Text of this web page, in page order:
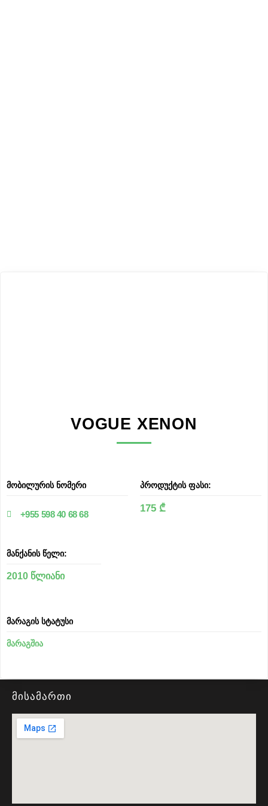
VOGUE XENON
მობილურის ნომერი
+955 598 40 68 68
პროდუქტის ფასი:
175 ₾
მანქანის წელი:
2010 წლიანი
მარაგის სტატუსი
მარაგშია
მისამართი